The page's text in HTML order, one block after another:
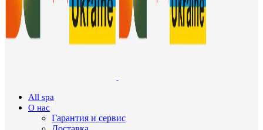
All spa
О нас
Гарантия и сервис